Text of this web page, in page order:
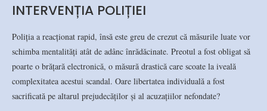
INTERVENȚIA POLIȚIEI
Poliția a reacționat rapid, însă este greu de crezut că măsurile luate vor
schimba mentalități atât de adânc înrădăcinate. Preotul a fost obligat să
poarte o brățară electronică, o măsură drastică care scoate la iveală
complexitatea acestui scandal. Oare libertatea individuală a fost
sacrificată pe altarul prejudecăților și al acuzațiilor nefondate?